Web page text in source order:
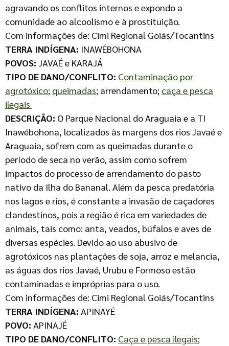
agravando os conflitos internos e expondo a
comunidade ao alcoolismo e à prostituição.
Com informações de: Cimi Regional Goiás/Tocantins
TERRA INDÍGENA: INAWÉBOHONA
POVOS: JAVAÉ e KARAJÁ
TIPO DE DANO/CONFLITO: Contaminação por
agrotóxico; queimadas; arrendamento; caça e pesca
ilegais
DESCRIÇÃO: O Parque Nacional do Araguaia e a TI
Inawébohona, localizados às margens dos rios Javaé e
Araguaia, sofrem com as queimadas durante o
período de seca no verão, assim como sofrem
impactos do processo de arrendamento do pasto
nativo da Ilha do Bananal. Além da pesca predatória
nos lagos e rios, é constante a invasão de caçadores
clandestinos, pois a região é rica em variedades de
animais, tais como: anta, veados, búfalos e aves de
diversas espécies. Devido ao uso abusivo de
agrotóxicos nas plantações de soja, arroz e melancia,
as águas dos rios Javaé, Urubu e Formoso estão
contaminadas e impróprias para o uso.
Com informações de: Cimi Regional Goiás/Tocantins
TERRA INDÍGENA: APINAYÉ
POVO: APINAJÉ
TIPO DE DANO/CONFLITO: Caça e pesca ilegais;